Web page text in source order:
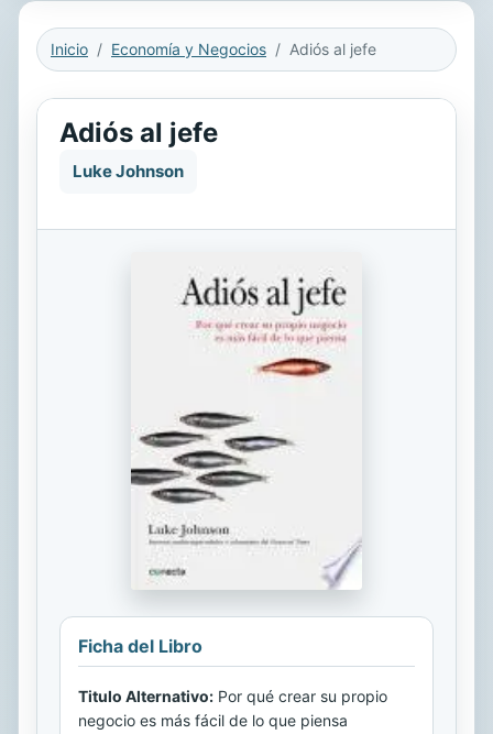
Inicio Economía y Negocios Adiós al jefe
Adiós al jefe
Luke Johnson
Ficha del Libro
Titulo Alternativo: Por qué crear su propio
negocio es más fácil de lo que piensa